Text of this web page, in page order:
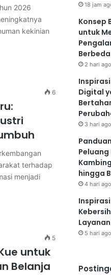
2026
kekinian
6
terhadap
menjadi
5
untuk
Belanja
18 jam
Konsep
untuk
Berbeda
2 hari ago
Digital
3 hari ago
Peluang
hingga
4 hari ago
5 hari ago